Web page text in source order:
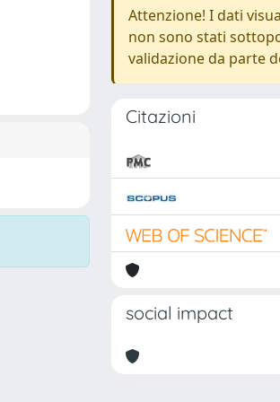
Attenzione! I dati
non sono stati
validazione da parte
Citazioni
social impact